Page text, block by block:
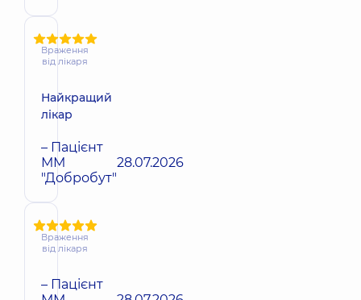
Враження
від лікаря
Найкращий
лікар
– Пацієнт
ММ
"Добробут"
28.07.2026
Враження
від лікаря
– Пацієнт